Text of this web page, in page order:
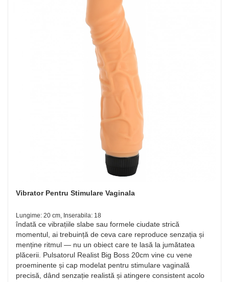
Vibrator Pentru Stimulare Vaginala
Lungime: 20 cm, Inserabila: 18
îndată ce vibrațiile slabe sau formele ciudate strică
momentul, ai trebuință de ceva care reproduce senzația și
menține ritmul — nu un obiect care te lasă la jumătatea
plăcerii. Pulsatorul Realist Big Boss 20cm vine cu vene
proeminente și cap modelat pentru stimulare vaginală
precisă, dând senzație realistă și atingere consistent acolo